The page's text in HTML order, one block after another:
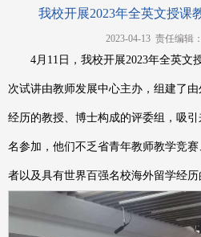
我校开展2023年全英文授课
2023-04-13 责任编辑
4月11日，我校开展2023年全英文
次试讲由教师发展中心主办，组建了
经历的教授、博士构成的评委组，吸
名参加，他们不乏省青年教师教学竞
者以及具有世界百强名校海外留学经历